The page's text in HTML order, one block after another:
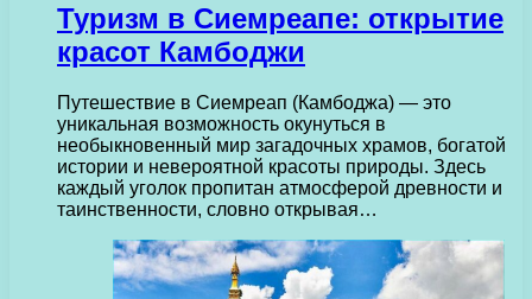
Туризм в Сиемреапе: открытие
красот Камбоджи
Путешествие в Сиемреап (Камбоджа) — это
уникальная возможность окунуться в
необыкновенный мир загадочных храмов, богатой
истории и невероятной красоты природы. Здесь
каждый уголок пропитан атмосферой древности и
таинственности, словно открывая…